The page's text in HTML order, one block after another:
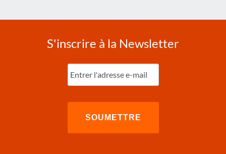
S'inscrire à la Newsletter
Entrez
l'e-
mail